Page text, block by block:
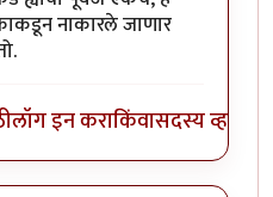
नाकारले जाणार
लॉग इन कराकिंवासदस्य व्हा